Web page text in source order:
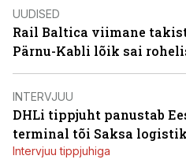
UUDISED
Rail Baltica viimane
Pärnu-Kabli lõik sai
INTERVJUU
DHLi tippjuht panustab
terminal tõi Saksa
Intervjuu tippjuhiga